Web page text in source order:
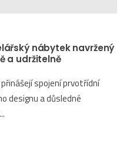
nábytek navržený
a udržitelně
spojení prvotřídní
designu a důsledné